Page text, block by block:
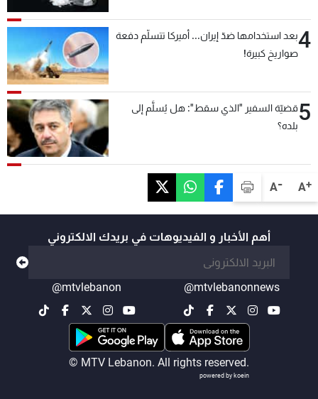
A+
A-
4بعد استخدامها ضدّ إيران... أميركا تتسلّم دفعة
صواريخ كبيرة!
5قضيّة السفير "الذي سقط": هل يُسلَّم إلى
بلده؟
أهم الأخبار و الفيديوهات في بريدك الالكتروني
@mtvlebanonnews
@mtvlebanon
© MTV Lebanon. All rights reserved.
powered by koein